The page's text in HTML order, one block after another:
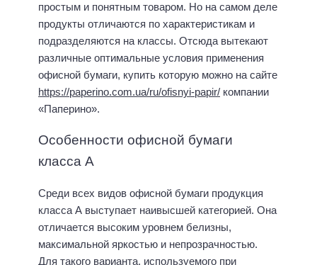
простым и понятным товаром. Но на самом деле
продукты отличаются по характеристикам и
подразделяются на классы. Отсюда вытекают
различные оптимальные условия применения
офисной бумаги, купить которую можно на сайте
https://paperino.com.ua/ru/ofisnyi-papir/ компании
«Паперино».
Особенности офисной бумаги
класса А
Среди всех видов офисной бумаги продукция
класса А выступает наивысшей категорией. Она
отличается высоким уровнем белизны,
максимальной яркостью и непрозрачностью.
Для такого варианта, используемого при